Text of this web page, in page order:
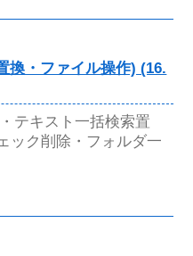
換・ファイル操作) (16.
テキスト一括検索置
ック削除・フォルダ一